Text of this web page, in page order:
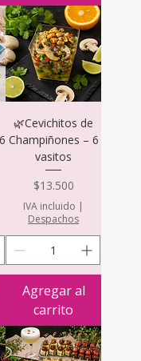
🌿Cevichitos de
Champiñones – 6
vasitos
Precio
$13.500
IVA incluido |
Despachos
Agregar al
carrito